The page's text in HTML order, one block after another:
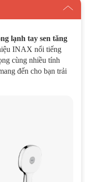
lạnh tay sen tăng
INAX nổi tiếng
cùng nhiều tính
đến cho bạn trải